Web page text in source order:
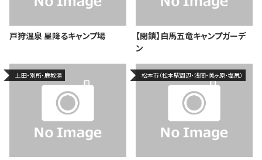
戸狩温泉 星降るキャンプ場
【閉鎖】白馬五竜キャンプガーデ
ン
上田・別所・鹿教湯 松本市（松本駅周辺・浅間・美ヶ原・塩尻）